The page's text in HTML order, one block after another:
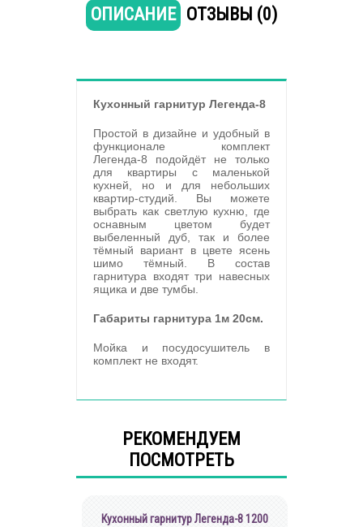
ОПИСАНИЕ ОТЗЫВЫ (0)
Кухонный гарнитур Легенда-8
Простой в дизайне и удобный в
функционале комплект
Легенда-8 подойдёт не только
для квартиры с маленькой
кухней, но и для небольших
квартир-студий. Вы можете
выбрать как светлую кухню, где
оснавным цветом будет
выбеленный дуб, так и более
тёмный вариант в цвете ясень
шимо тёмный. В состав
гарнитура входят три навесных
ящика и две тумбы.
Габариты гарнитура 1м 20см.
Мойка и посудосушитель в
комплект не входят.
РЕКОМЕНДУЕМ
ПОСМОТРЕТЬ
Кухонный гарнитур Легенда-8 1200